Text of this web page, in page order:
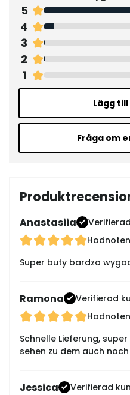
5
4
3
2
1
Lägg
Fråga om
Anastasiia
Super buty bardzo
Ramona
Verifierad
Schnelle Lieferung,
sehen zu dem auch
Jessica
Verifierad